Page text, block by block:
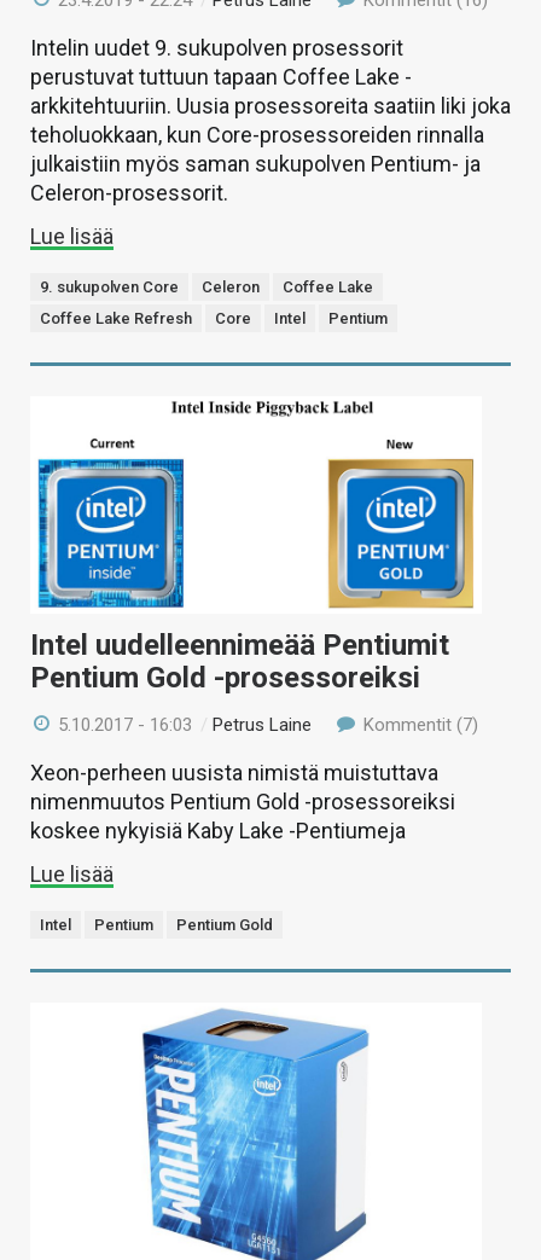
Intelin uudet 9. sukupolven prosessorit
perustuvat tuttuun tapaan Coffee Lake -
arkkitehtuuriin. Uusia prosessoreita saatiin liki joka
teholuokkaan, kun Core-prosessoreiden rinnalla
julkaistiin myös saman sukupolven Pentium- ja
Celeron-prosessorit.
Lue lisää
9. sukupolven Core Celeron
Coffee Lake
Coffee Lake Refresh
Core Intel Pentium
Intel uudelleennimeää Pentiumit
Pentium Gold -prosessoreiksi
5.10.2017 - 16:03 /Petrus Laine Kommentit (7)
Xeon-perheen uusista nimistä muistuttava
nimenmuutos Pentium Gold -prosessoreiksi
koskee nykyisiä Kaby Lake -Pentiumeja
Lue lisää
Intel Pentium Pentium Gold